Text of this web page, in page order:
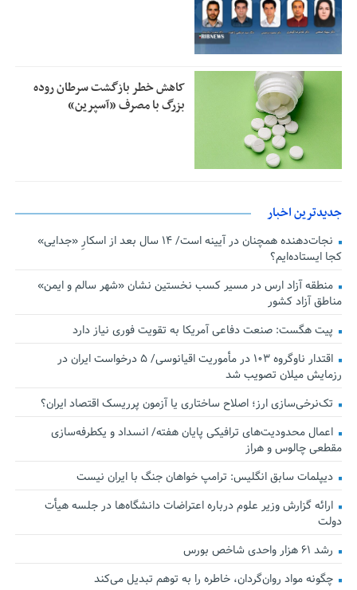
کاهش خطر بازگشت سرطان روده
بزرگ با مصرف «آسپرین»
جدیدترین اخبار
نجات‌دهنده‌ همچنان در آیینه است/ ۱۴ سال بعد از اسکارِ «جدایی»
کجا ایستاده‌ایم؟
منطقه آزاد ارس در مسیر کسب نخستین نشان «شهر سالم و ایمن»
مناطق آزاد کشور
پیت هگست: صنعت دفاعی آمریکا به تقویت فوری نیاز دارد
اقتدار ناوگروه ۱۰۳ در مأموریت‌ اقیانوسی/ ۵ درخواست ایران در
رزمایش میلان تصویب شد
تک‌نرخی‌سازی ارز؛ اصلاح ساختاری یا آزمون پرریسک اقتصاد ایران؟
اعمال محدودیت‌های ترافیکی پایان هفته/ انسداد و یکطرفه‌سازی
مقطعی چالوس و هراز
دیپلمات سابق انگلیس:‌ ترامپ خواهان جنگ با ایران نیست
ارائه گزارش وزیر علوم درباره اعتراضات دانشگاه‌ها در جلسه هیأت
دولت
رشد ۶۱ هزار واحدی شاخص بورس
چگونه مواد روان‌گردان، خاطره را به توهم تبدیل می‌کند